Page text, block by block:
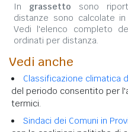
In grassetto sono
distanze sono calcolate
Vedi l'elenco completo
ordinati per distanza.
Vedi anche
Classificazione climatica
del periodo consentito per
termici.
Sindaci dei Comuni in